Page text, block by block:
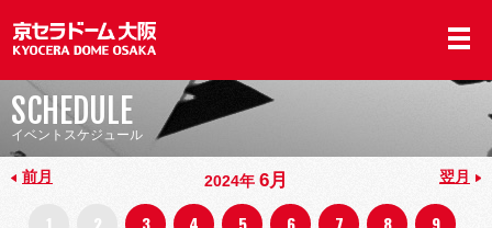
SCHEDULE
イベントスケジュール
前月 2024年 6月 翌月